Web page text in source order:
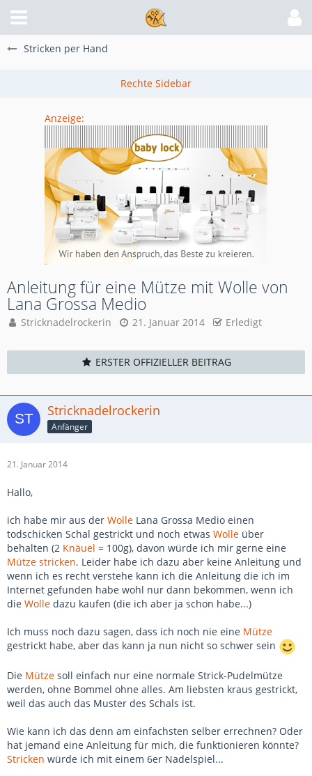
Stricken per Hand
Anzeige:
Anleitung für eine Mütze mit Wolle von
Lana Grossa Medio
Stricknadelrockerin 21. Januar 2014 Erledigt
ERSTER OFFIZIELLER BEITRAG
Stricknadelrockerin
Anfänger
21. Januar 2014
Hallo,
ich habe mir aus der Wolle Lana Grossa Medio einen
todschicken Schal gestrickt und noch etwas Wolle über
behalten (2 Knäuel = 100g), davon würde ich mir gerne eine
Mütze stricken. Leider habe ich dazu aber keine Anleitung und
wenn ich es recht verstehe kann ich die Anleitung die ich im
Internet gefunden habe wohl nur dann bekommen, wenn ich
die Wolle dazu kaufen (die ich aber ja schon habe...)
Ich muss noch dazu sagen, dass ich noch nie eine Mütze
gestrickt habe, aber das kann ja nun nicht so schwer sein
Die Mütze soll einfach nur eine normale Strick-Pudelmütze
werden, ohne Bommel ohne alles. Am liebsten kraus gestrickt,
weil das auch das Muster des Schals ist.
Wie kann ich das denn am einfachsten selber errechnen? Oder
hat jemand eine Anleitung für mich, die funktionieren könnte?
Stricken würde ich mit einem 6er Nadelspiel...